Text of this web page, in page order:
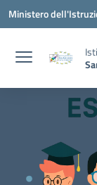
Vai ai contenuti
Vai al menu di
Vai al footer
Ministero